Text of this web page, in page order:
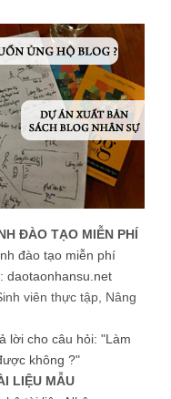
ĐÀO TẠO MIỄN PHÍ
đào tạo miễn phí
daotaonhansu.net
viên thực tập, Nâng
lời cho câu hỏi: "Làm
không ?"
LIỆU MẪU